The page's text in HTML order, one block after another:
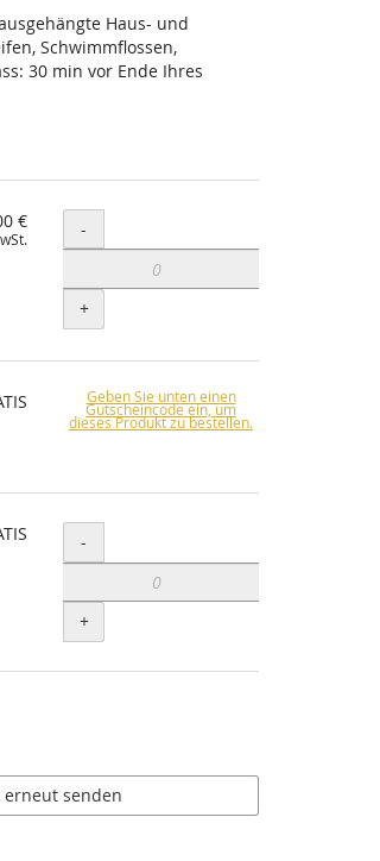
Haus- und
Schwimmflossen,
30 min vor Ende Ihres
€ Menge
-
+
Geben Sie unten einen
Gutscheincode ein, um
dieses Produkt zu bestellen.
Menge
-
+
erneut senden